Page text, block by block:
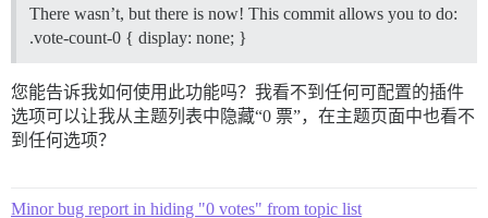
There wasn’t, but there is now! This commit allows you to do:
.vote-count-0 { display: none; }
您能告诉我如何使用此功能吗？我看不到任何可配置的插件
选项可以让我从主题列表中隐藏“0 票”，在主题页面中也看不
到任何选项？
Minor bug report in hiding "0 votes" from topic list